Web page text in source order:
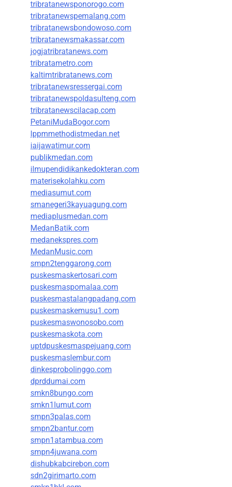
tribratanewsponorogo.com
tribratanewspemalang.com
tribratanewsbondowoso.com
tribratanewsmakassar.com
jogjatribratanews.com
tribratametro.com
kaltimtribratanews.com
tribratanewsressergai.com
tribratanewspoldasulteng.com
tribratanewscilacap.com
PetaniMudaBogor.com
lppmmethodistmedan.net
iaijawatimur.com
publikmedan.com
ilmupendidikankedokteran.com
materisekolahku.com
mediasumut.com
smanegeri3kayuagung.com
mediaplusmedan.com
MedanBatik.com
medanekspres.com
MedanMusic.com
smpn2tenggarong.com
puskesmaskertosari.com
puskesmaspomalaa.com
puskesmastalangpadang.com
puskesmaskemusu1.com
puskesmaswonosobo.com
puskesmaskota.com
uptdpuskesmaspejuang.com
puskesmaslembur.com
dinkesprobolinggo.com
dprddumai.com
smkn8bungo.com
smkn1lumut.com
smpn3palas.com
smpn2bantur.com
smpn1atambua.com
smpn4juwana.com
dishubkabcirebon.com
sdn2girimarto.com